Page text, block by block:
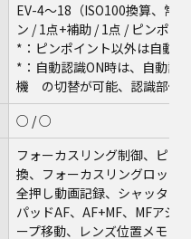
EV-4～18（ISO100換算、常
ン / 1点+補助 / 1点 / ピンポイ
*：ピンポイント以外は自動
*：自動認識ON時は、自動認
機 の切替が可能、認識部位
○ / ○
フォーカスリング制御、ピン
換、フォーカスリングロック
全押し動画記録、シャッター
パッドAF、AF+MF、MFアシ
ープ移動、レンズ位置メモリ